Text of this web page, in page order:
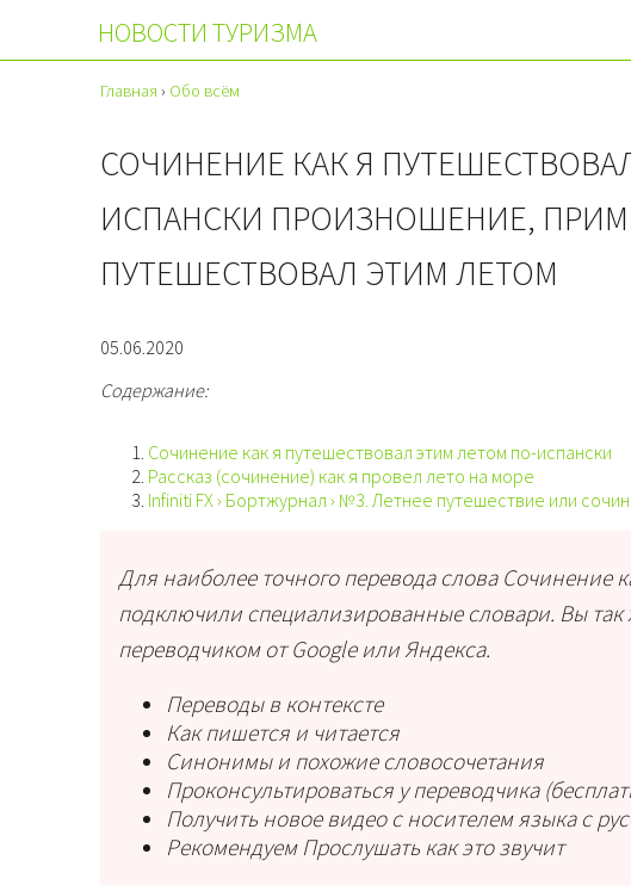
НОВОСТИ ТУРИЗМА
Главная › Обо всём
СОЧИНЕНИЕ КАК Я
ИСПАНСКИ ПРОИЗНОШЕНИЕ,
ПУТЕШЕСТВОВАЛ ЭТИМ ЛЕТОМ
05.06.2020
Содержание:
Сочинение как я путешествовал этим летом по-испански
Рассказ (сочинение) как я провел лето на море
Infiniti FX › Бортжурнал › №3. Летнее путешествие или
Для наиболее точного перевода слова Сочинение
подключили специализированные словари. Вы так
переводчиком от Google или Яндекса.
Переводы в контексте
Как пишется и читается
Синонимы и похожие словосочетания
Проконсультироваться у переводчика
Получить новое видео с носителем языка с
Рекомендуем Прослушать как это звучит